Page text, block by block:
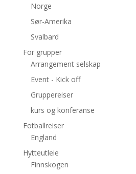
Norge
Sør-Amerika
Svalbard
For grupper
Arrangement selskap
Event - Kick off
Gruppereiser
kurs og konferanse
Fotballreiser
England
Hytteutleie
Finnskogen